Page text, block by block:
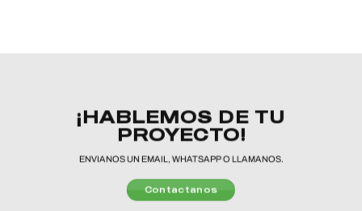
¡HABLEMOS DE TU
PROYECTO!
ENVIANOS UN EMAIL, WHATSAPP O LLAMANOS.
Contactanos